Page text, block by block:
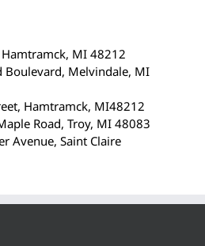
Hamtramck, MI 48212
Boulevard, Melvindale, MI
Hamtramck, MI48212
Road, Troy, MI 48083
Avenue, Saint Claire